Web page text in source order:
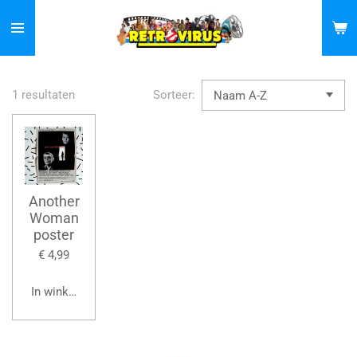
direct
naar
hoofdinhoud
1 resultaten Sorteer:
Another
Woman
poster
€ 4,99
In winkelwagen